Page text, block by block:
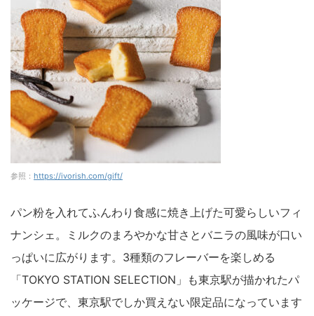
参照： https://ivorish.com/gift/
パン粉を入れてふんわり食感に焼き上げた可愛らしいフィ
ナンシェ。ミルクのまろやかな甘さとバニラの風味が口い
っぱいに広がります。3種類のフレーバーを楽しめる
「TOKYO STATION SELECTION」も東京駅が描かれたパ
ッケージで、東京駅でしか買えない限定品になっています